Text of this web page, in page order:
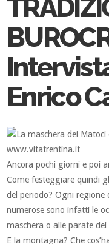
Enrico
Ancora pochi giorni e poi
Come festeggiare quindi
del periodo? Ogni regione
numerose sono infatti le
maschera o alle parate
E la montagna? Che